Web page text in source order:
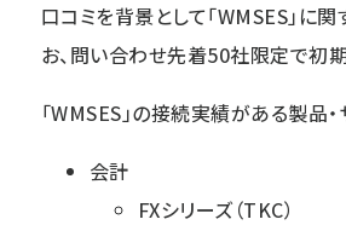
口コミを背景として「WMSES」に
お、問い合わせ先着50社限定で初
「WMSES」の接続実績がある製品
会計
FXシリーズ（TKC）